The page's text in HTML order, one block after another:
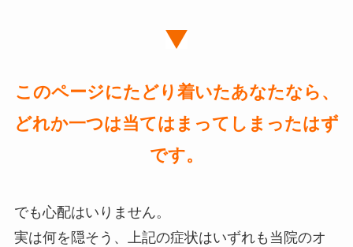
このページにたどり着いたあなたなら、
どれか一つは当てはまってしまったはず
です。
でも心配はいりません。
実は何を隠そう、上記の症状はいずれも当院のオ